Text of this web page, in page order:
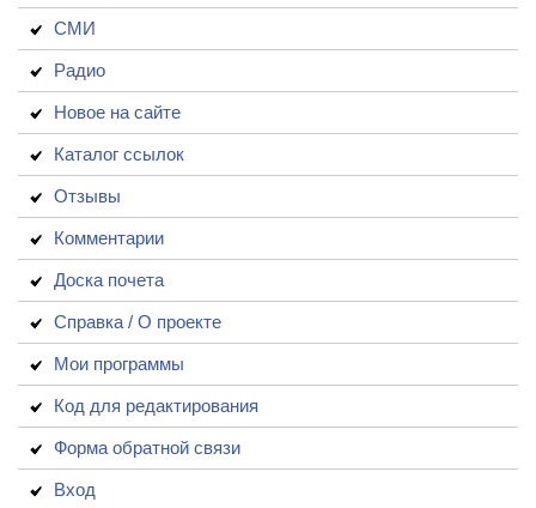
СМИ
Радио
Новое на сайте
Каталог ссылок
Отзывы
Комментарии
Доска почета
Справка / О проекте
Мои программы
Код для редактирования
Форма обратной связи
Вход